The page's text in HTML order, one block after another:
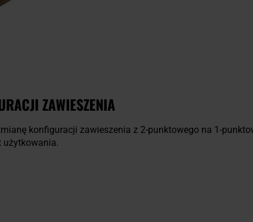
ZAWIESZENIA
konfiguracji zawieszenia z 2-punktowego na 1-
użytkowania.